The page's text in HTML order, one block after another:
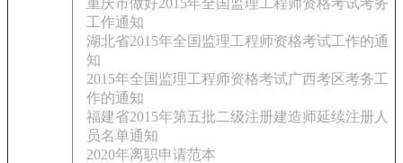
重庆市做好2015年全国监理工程师资格考试考务
工作通知
湖北省2015年全国监理工程师资格考试工作的通
知
2015年全国监理工程师资格考试广西考区考务工
作的通知
福建省2015年第五批二级注册建造师延续注册人
员名单通知
2020年离职申请范本